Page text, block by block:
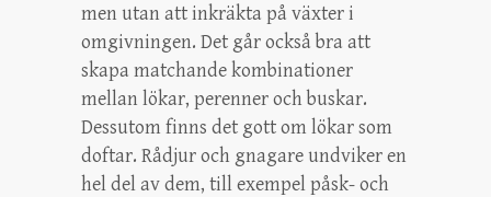
men utan att inkräkta på växter i
omgivningen. Det går också bra att
skapa matchande kombinationer
mellan lökar, perenner och buskar.
Dessutom finns det gott om lökar som
doftar. Rådjur och gnagare undviker en
hel del av dem, till exempel påsk- och